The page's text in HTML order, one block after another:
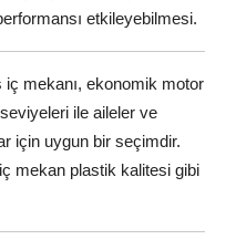
etkileyebilmesi.
iç mekanı, ekonomik motor
ile aileler ve
için uygun bir seçimdir.
mekan plastik kalitesi gibi